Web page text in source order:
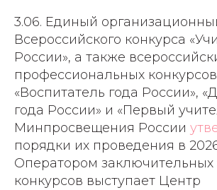
3.06. Единый
Всероссийского конкурса
России», а также
профессиональных конкурсов
«Воспитатель года России»,
года России» и «Первый
Минпросвещения России
порядки их проведения в
Оператором заключительных
конкурсов выступает Центр